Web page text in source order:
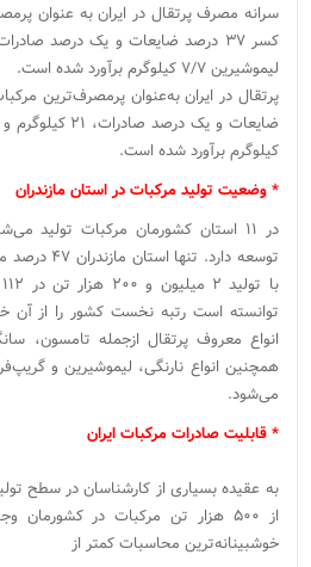
سرانه مصرف پرتقال در ایران به عنوان
لیموشیرین ۷/۷ کیلوگرم برآورد شده است.
کیلوگرم برآورد شده است.
* وضعیت تولید مرکبات در استان مازندران
در ۱۱ استان کشورمان مرکبات تولید
توسعه دارد.
توانسته است رتبه نخست کشور را از آن
انواع معروف پرتقال ازجمله تامسون،
همچنین انواع نارنگی، لیموشیرین و
می‌شود.
* قابلیت صادرات مرکبات ایران
به عقیده بسیاری از کارشناسان در سطح
از ۵۰۰ هزار تن مرکبات در
خوشبینانه‌ترین محاسبات کمتر از